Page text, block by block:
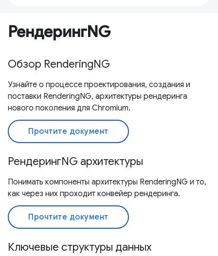
РендерингNG
Обзор RenderingNG
Узнайте о процессе проектирования, создания и
поставки RenderingNG, архитектуры рендеринга
нового поколения для Chromium.
Прочтите документ
РендерингNG архитектуры
Понимать компоненты архитектуры RenderingNG и то,
как через них проходит конвейер рендеринга.
Прочтите документ
Ключевые структуры данных